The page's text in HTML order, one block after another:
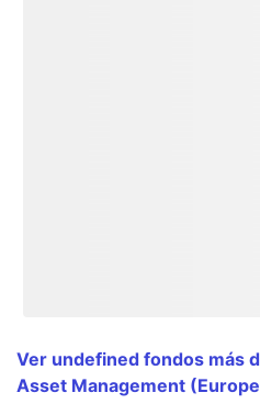
Ver undefined fondos más
Asset Management